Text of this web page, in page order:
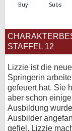
STAFFEL 12
Lizzie ist die
Springerin
gefeuert hat. Sie
aber schon
Ausbildung
Ausbilder
gefiel. Lizzie